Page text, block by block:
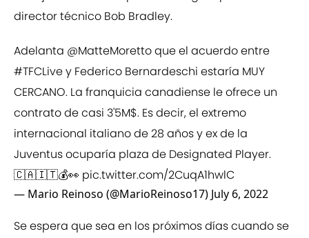
director técnico Bob Bradley.
Adelanta @MatteMorettoque el acuerdo entre
#TFCLivey Federico Bernardeschi estaría MUY
CERCANO. La franquicia canadiense le ofrece un
contrato de casi 3'5M$. Es decir, el extremo
internacional italiano de 28 años y ex de la
Juventus ocuparía plaza de Designated Player.
🇨🇦🇮🇹💰👀 pic.twitter.com/2CuqA1hwlC
— Mario Reinoso (@MarioReinoso17) July 6, 2022
Se espera que sea en los próximos días cuando se